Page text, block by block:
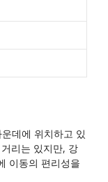
데에 위치하고 있
리는 있지만, 강
이동의 편리성을